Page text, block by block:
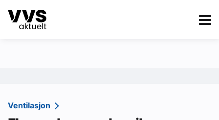
Kategorier
Sanitær
Ventilasjon